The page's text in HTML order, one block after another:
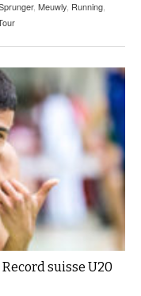
, Meuwly Running
suisse U20